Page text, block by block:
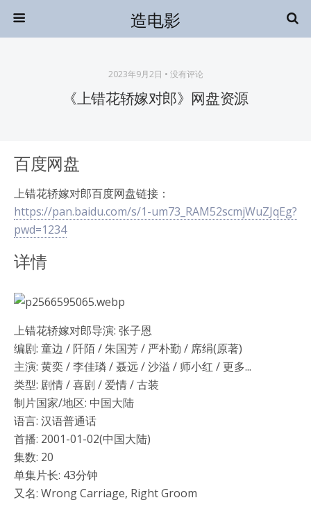
造电影
2023年9月2日 • 没有评论
《上错花轿嫁对郎》网盘资源
百度网盘
上错花轿嫁对郎百度网盘链接：
https://pan.baidu.com/s/1-um73_RAM52scmjWuZJqEg?
pwd=1234
详情
上错花轿嫁对郎导演: 张子恩
编剧: 童边 / 阡陌 / 朱国芳 / 严朴勤 / 席绢(原著)
主演: 黄奕 / 李佳璘 / 聂远 / 沙溢 / 师小红 / 更多...
类型: 剧情 / 喜剧 / 爱情 / 古装
制片国家/地区: 中国大陆
语言: 汉语普通话
首播: 2001-01-02(中国大陆)
集数: 20
单集片长: 43分钟
又名: Wrong Carriage, Right Groom